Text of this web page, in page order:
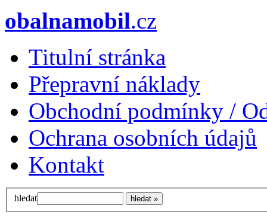
obalnamobil.cz
Titulní stránka
Přepravní náklady
Obchodní podmínky /
Ochrana osobních údajů
Kontakt
hledat